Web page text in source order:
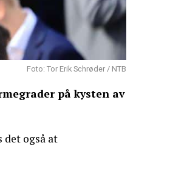
Foto: Tor Erik Schrøder / NTB
på kysten av
det også at